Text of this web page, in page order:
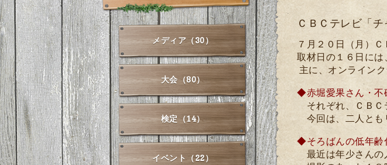
ＣＢＣテレビ「
７月２０日（月）
取材日の１６日に
主に、オンライン
◆赤堀愛果さん・不
それぞれ、ＣＢＣ
今回は、二人とも
◆そろばんの低年齢
最近は年少さんの
メディア（30）
大会（80）
検定（14）
イベント（22）